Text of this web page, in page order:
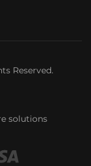
Reserved.
solutions